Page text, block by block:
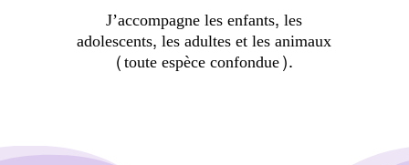
J’accompagne les enfants, les
adolescents, les adultes et les animaux
(toute espèce confondue).